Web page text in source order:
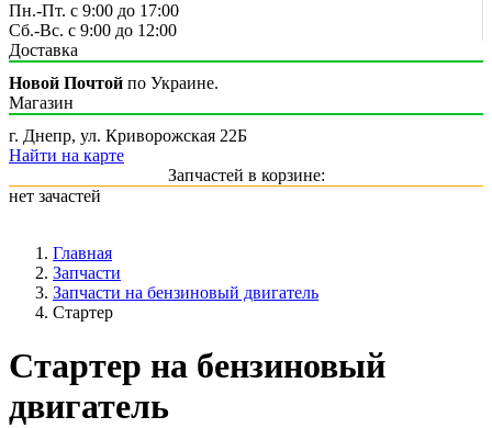
Пн.-Пт. с 9:00 до 17:00
Сб.-Вс. с 9:00 до 12:00
Доставка
Новой Почтой по Украине.
Магазин
г. Днепр, ул. Криворожская 22Б
Найти на карте
Запчастей в корзине:
нет зачастей
Главная
Запчасти
Запчасти на бензиновый двигатель
Стартер
Стартер на бензиновый
двигатель